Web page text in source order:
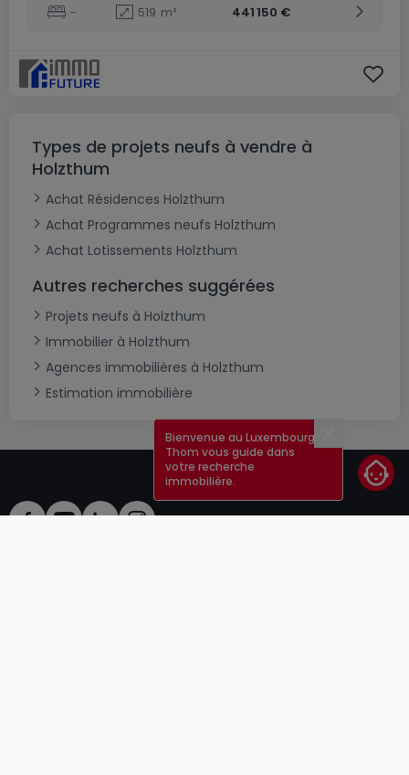
-
519 m² 441 150 €
Types de projets neufs à vendre à
Holzthum
Achat Résidences Holzthum
Achat Programmes neufs Holzthum
Achat Lotissements Holzthum
Autres recherches suggérées
Projets neufs à Holzthum
Immobilier à Holzthum
Agences immobilières à Holzthum
Estimation immobilière
Bienvenue au Luxembourg !
Thom vous guide dans
votre recherche
immobilière.